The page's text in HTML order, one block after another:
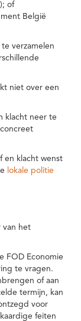
of
België
verzamelen
niet over een
klacht neer te
en klacht wenst
lokale politie
van het
FOD Economie
te vragen.
of aan
termijn, kan
voor
feiten